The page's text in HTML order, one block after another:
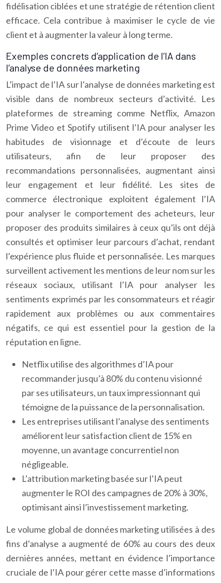
fidélisation ciblées et une stratégie de rétention client
efficace. Cela contribue à maximiser le cycle de vie
client et à augmenter la valeur à long terme.
Exemples concrets d’application de l’IA dans
l’analyse de données marketing
L’impact de l’IA sur l’analyse de données marketing est
visible dans de nombreux secteurs d’activité. Les
plateformes de streaming comme Netflix, Amazon
Prime Video et Spotify utilisent l’IA pour analyser les
habitudes de visionnage et d’écoute de leurs
utilisateurs, afin de leur proposer des
recommandations personnalisées, augmentant ainsi
leur engagement et leur fidélité. Les sites de
commerce électronique exploitent également l’IA
pour analyser le comportement des acheteurs, leur
proposer des produits similaires à ceux qu’ils ont déjà
consultés et optimiser leur parcours d’achat, rendant
l’expérience plus fluide et personnalisée. Les marques
surveillent activement les mentions de leur nom sur les
réseaux sociaux, utilisant l’IA pour analyser les
sentiments exprimés par les consommateurs et réagir
rapidement aux problèmes ou aux commentaires
négatifs, ce qui est essentiel pour la gestion de la
réputation en ligne.
Netflix utilise des algorithmes d’IA pour
recommander jusqu’à 80% du contenu visionné
par ses utilisateurs, un taux impressionnant qui
témoigne de la puissance de la personnalisation.
Les entreprises utilisant l’analyse des sentiments
améliorent leur satisfaction client de 15% en
moyenne, un avantage concurrentiel non
négligeable.
L’attribution marketing basée sur l’IA peut
augmenter le ROI des campagnes de 20% à 30%,
optimisant ainsi l’investissement marketing.
Le volume global de données marketing utilisées à des
fins d’analyse a augmenté de 60% au cours des deux
dernières années, mettant en évidence l’importance
cruciale de l’IA pour gérer cette masse d’informations